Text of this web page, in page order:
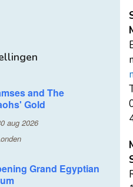
and The
Gold
aug 2026
Grand Egyptian